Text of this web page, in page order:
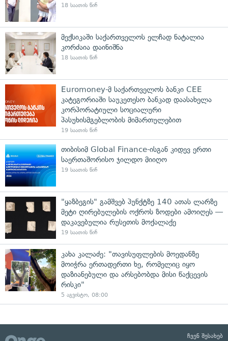
18 საათის წინ
მექსიკაში საქართველოს ელჩად ნატალია
კორძაია დაინიშნა
18 საათის წინ
Euromoney-მ საქართველოს ბანკი CEE
კატეგორიაში საუკეთესო ბანკად დაასახელა
კორპორატიული სოციალური
პასუხისმგებლობის მიმართულებით
19 საათის წინ
თიბისიმ Global Finance-ისგან კიდევ ერთი
საერთაშორისო ჯილდო მიიღო
19 საათის წინ
"ყაზბეგის" გამშვებ პუნქტზე 140 ათას ლარზე
მეტი ღირებულების ოქროს ზოდები ამოიღეს —
დაკავებულია რუსეთის მოქალაქე
19 საათის წინ
კახა კალაძე: "თავისუფლების მოედანზე
მოიჭრა ერთადერთი ხე, რომელიც იყო
დაზიანებული და არსებობდა მისი წაქცევის
რისკი"
5 აგვისტო, 08:00
ჩვენ შესახებ